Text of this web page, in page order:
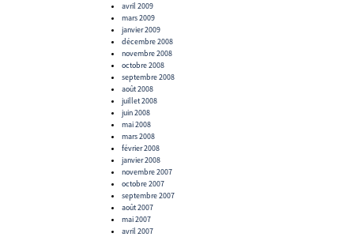
avril 2009
mars 2009
janvier 2009
décembre 2008
novembre 2008
octobre 2008
septembre 2008
août 2008
juillet 2008
juin 2008
mai 2008
mars 2008
février 2008
janvier 2008
novembre 2007
octobre 2007
septembre 2007
août 2007
mai 2007
avril 2007